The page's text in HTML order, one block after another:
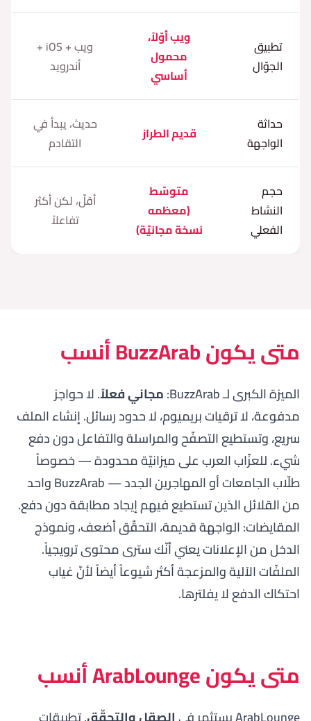
تطبيق
الجوّال
ويب أوّلاً،
محمول
أساسي
ويب + iOS +
أندرويد
حداثة
الواجهة
قديم الطراز
حديث، يبدأ في
التقادم
حجم
النشاط
الفعلي
متوسّط
(معظمه
نسخة مجانيّة)
أقلّ، لكن أكثر
تفاعلاً
متى يكون BuzzArab أنسب
الميزة الكبرى لـ BuzzArab: مجاني فعلاً. لا حواجز
مدفوعة، لا ترقيات بريميوم، لا حدود رسائل. إنشاء الملف
سريع، وتستطيع التصفّح والمراسلة والتفاعل دون دفع
شيء. للعزّاب العرب على ميزانيّة محدودة — خصوصاً
طلّاب الجامعات أو المهاجرين الجدد — BuzzArab واحد
من القلائل الذين تستطيع فيهم إيجاد مطابقة دون دفع.
المقايضات: الواجهة قديمة، التحقّق أضعف، ونموذج
الدخل من الإعلانات يعني أنّك سترى محتوى ترويجياً.
الملفّات الآلية والمزعجة أكثر شيوعاً أيضاً لأنّ غياب
احتكاك الدفع لا يفلترها.
متى يكون ArabLounge أنسب